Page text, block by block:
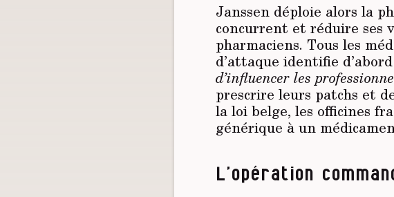
Janssen déploie alors la
concurrent et réduire ses
pharmaciens. Tous les
d’attaque identifie d’abord
d’influencer les
prescrire leurs patchs et
la loi belge, les officines
générique à un
L’opération